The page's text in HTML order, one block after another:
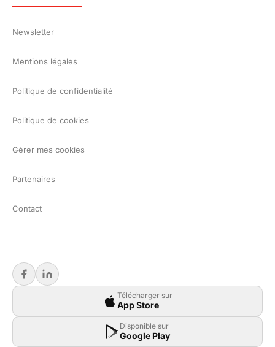
Newsletter
Mentions légales
Politique de confidentialité
Politique de cookies
Gérer mes cookies
Partenaires
Contact
Télécharger sur
App Store
Disponible sur
Google Play